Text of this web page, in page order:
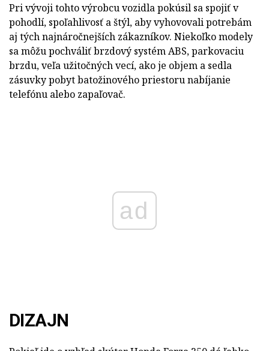
Pri vývoji tohto výrobcu vozidla pokúsil sa spojiť v
pohodlí, spoľahlivosť a štýl, aby vyhovovali potrebám
aj tých najnáročnejších zákazníkov. Niekoľko modely
sa môžu pochváliť brzdový systém ABS, parkovaciu
brzdu, veľa užitočných vecí, ako je objem a sedla
zásuvky pobyt batožinového priestoru nabíjanie
telefónu alebo zapaľovač.
ad
DIZAJN